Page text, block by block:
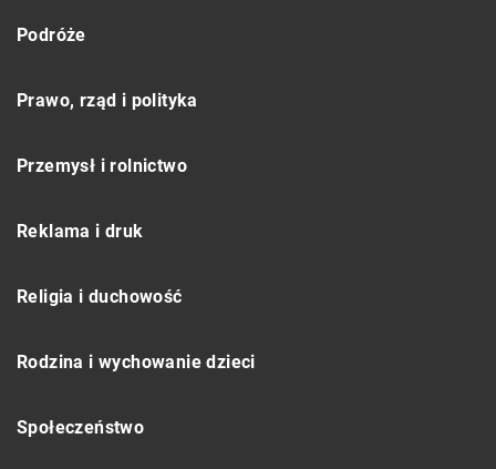
Podróże
Prawo, rząd i polityka
Przemysł i rolnictwo
Reklama i druk
Religia i duchowość
Rodzina i wychowanie dzieci
Społeczeństwo